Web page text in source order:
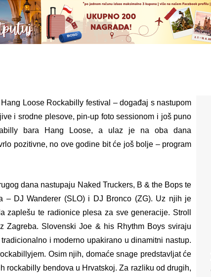
Loose Rockabilly festival – događaj s nastupom
i srodne plesove, pin-up foto sessionom i još puno
bara Hang Loose, a ulaz je na oba dana
pozitivne, no ove godine bit će još bolje – program
dana nastupaju Naked Truckers, B & the Bops te
DJ Wanderer (SLO) i DJ Bronco (ZG). Uz njih je
te radionice plesa za sve generacije. Stroll
Slovenski Joe & his Rhythm Boys sviraju
i moderno upakirano u dinamitni nastup.
Osim njih, domaće snage predstavljat će
rockabilly bendova u Hrvatskoj. Za razliku od drugih,